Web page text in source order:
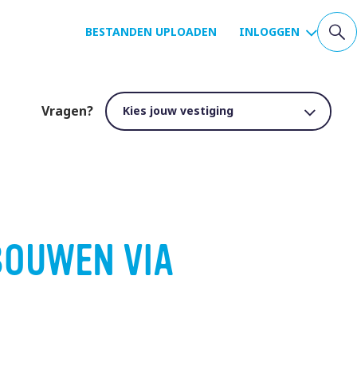
BESTANDEN UPLOADEN INLOGGEN
Vragen?
VIA